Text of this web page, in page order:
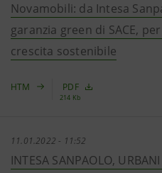
Novamobili: da Intesa
garanzia green di SACE,
crescita sostenibile
HTM PDF
214 Kb
11.01.2022 - 11:52
INTESA SANPAOLO,